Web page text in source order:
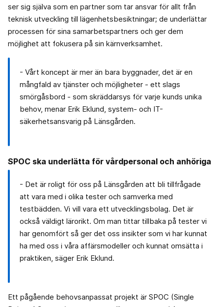
ser sig själva som en partner som tar ansvar för allt från
teknisk utveckling till lägenhetsbesiktningar; de underlättar
processen för sina samarbetspartners och ger dem
möjlighet att fokusera på sin kärnverksamhet.
- Vårt koncept är mer än bara byggnader, det är en
mångfald av tjänster och möjligheter - ett slags
smörgåsbord - som skräddarsys för varje kunds unika
behov, menar Erik Eklund, system- och IT-
säkerhetsansvarig på Länsgården.
SPOC ska underlätta för vårdpersonal och anhöriga
- Det är roligt för oss på Länsgården att bli tillfrågade
att vara med i olika tester och samverka med
testbädden. Vi vill vara ett utvecklingsbolag. Det är
också väldigt lärorikt. Om man tittar tillbaka på tester vi
har genomfört så ger det oss insikter som vi har kunnat
ha med oss i våra affärsmodeller och kunnat omsätta i
praktiken, säger Erik Eklund.
Ett pågående behovsanpassat projekt är SPOC (Single